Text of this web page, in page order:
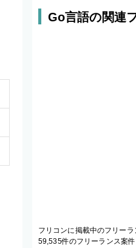
Go言語の関連
フリコンに掲載中のフリー
59,535件のフリーランス案